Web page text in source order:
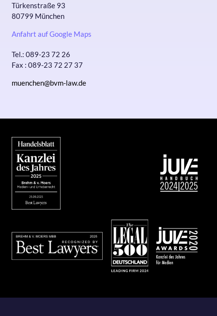
Türkenstraße 93
80799 München
Anfahrt auf Google Maps
Tel.: 089-23 72 26
Fax : 089-23 72 27 37
muenchen@bvm-law.de
Bild